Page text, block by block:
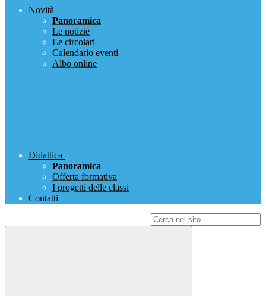
Novità
Panoramica
Le notizie
Le circolari
Calendario eventi
Albo online
Didattica
Panoramica
Offerta formativa
I progetti delle classi
Contatti